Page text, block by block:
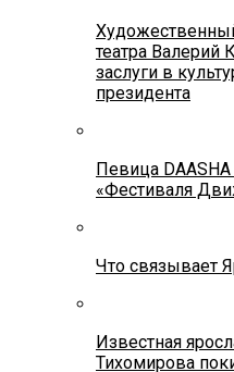
театра Валерий
заслуги в
президента
Певица
«Фестиваля
Что связывает
Известная
Тихомирова